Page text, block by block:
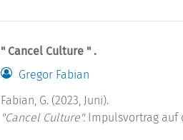
" Cancel Culture " .
Gregor Fabian
Fabian, G. (2023, Juni).
"Cancel Culture".Impulsvortrag auf